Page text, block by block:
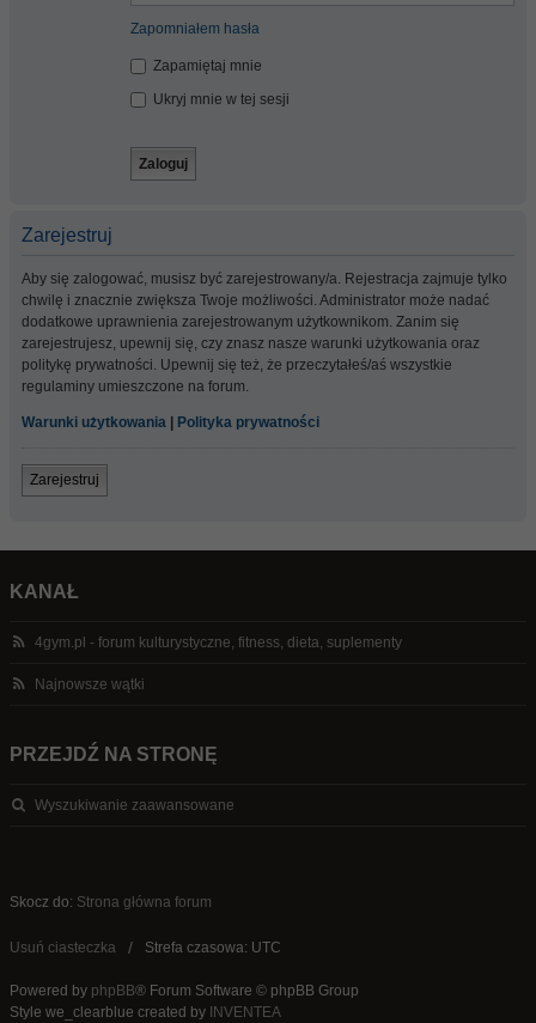
Zapomniałem hasła
Zapamiętaj mnie
Ukryj mnie w tej sesji
Zarejestruj
Aby się zalogować, musisz być zarejestrowany/a. Rejestracja zajmuje tylko
chwilę i znacznie zwiększa Twoje możliwości. Administrator może nadać
dodatkowe uprawnienia zarejestrowanym użytkownikom. Zanim się
zarejestrujesz, upewnij się, czy znasz nasze warunki użytkowania oraz
politykę prywatności. Upewnij się też, że przeczytałeś/aś wszystkie
regulaminy umieszczone na forum.
Warunki użytkowania Polityka prywatności
Zarejestruj
KANAŁ
4gym.pl - forum kulturystyczne, fitness, dieta, suplementy
Najnowsze wątki
PRZEJDŹ NA STRONĘ
Wyszukiwanie zaawansowane
Skocz do: Strona główna forum
Usuń ciasteczka Strefa czasowa: UTC
Powered by phpBB® Forum Software © phpBB Group
Style we_clearblue created by INVENTEA